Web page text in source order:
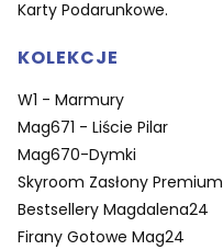
Karty Podarunkowe.
KOLEKCJE
W1 - Marmury
Mag671 - Liście Pilar
Mag670-Dymki
Skyroom Zasłony Premium
Bestsellery Magdalena24
Firany Gotowe Mag24